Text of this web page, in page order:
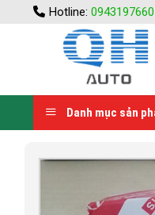
Hotline: 0943197660
Danh mục sản